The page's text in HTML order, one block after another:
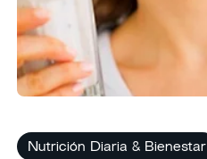
Nutrición Diaria & Bienestar